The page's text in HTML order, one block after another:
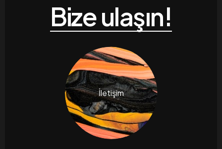
Bize ulaşın!
İletişim